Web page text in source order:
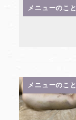
メニューのこと
メニューのこと